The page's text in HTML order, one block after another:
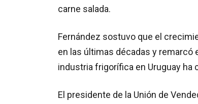
carne salada.
Fernández sostuvo que el
en las últimas décadas y remarcó
industria frigorífica en Uruguay ha
El presidente de la Unión de